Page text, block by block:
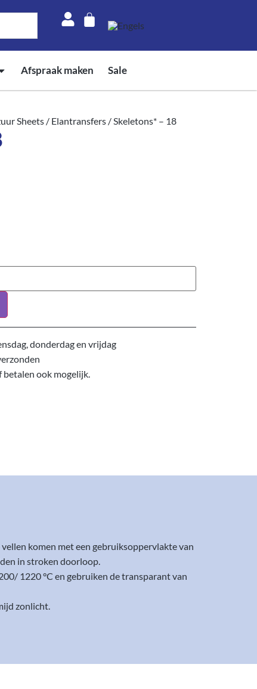
Afspraak maken Sale
Sheets / Elantransfers / Skeletons* – 18
donderdag en vrijdag
betalen ook mogelijk.
komen met een gebruiksoppervlakte van
in stroken doorloop.
1220 °C en gebruiken de transparant van
zonlicht.